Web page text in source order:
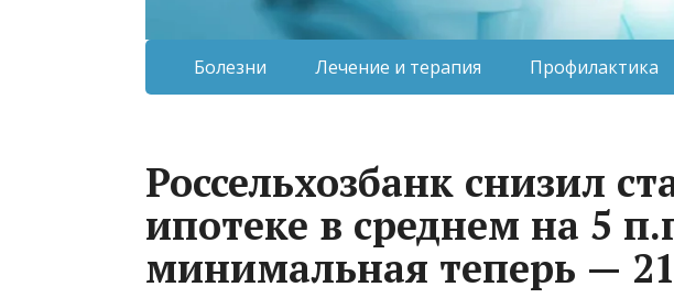
Болезни Лечение и терапия Профилактика
Россельхозбанк снизил
ипотеке в среднем на 5
минимальная теперь —